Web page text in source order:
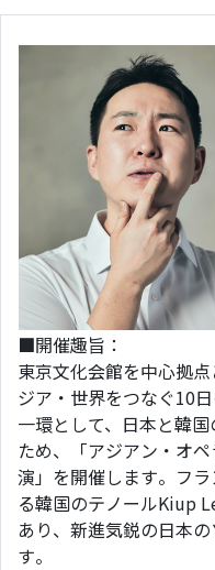
■開催趣旨：
東京文化会館を中心拠
ジア・世界をつなぐ10
一環として、日本と韓
ため、「アジアン・オ
演」を開催します。フ
る韓国のテノールKiup
あり、新進気鋭の日本
す。